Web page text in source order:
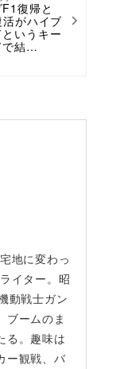
復帰と
活がハイブ
というキー
で結…
地に変わっ
イター。昭
動戦士ガン
ブームのま
る。趣味は
ー観戦、バ